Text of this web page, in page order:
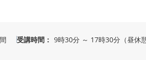
受講時間
9時30分 ～ 17時30分（昼休